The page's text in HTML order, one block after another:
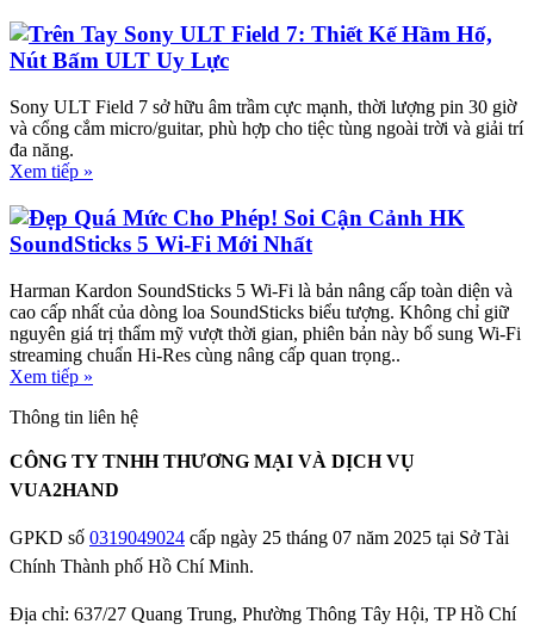
Trên Tay Sony ULT Field 7: Thiết Kế Hầm Hố,
Nút Bấm ULT Uy Lực
Sony ULT Field 7 sở hữu âm trầm cực mạnh, thời lượng pin 30 giờ
và cổng cắm micro/guitar, phù hợp cho tiệc tùng ngoài trời và giải trí
đa năng.
Xem tiếp »
Đẹp Quá Mức Cho Phép! Soi Cận Cảnh HK
SoundSticks 5 Wi-Fi Mới Nhất
Harman Kardon SoundSticks 5 Wi-Fi là bản nâng cấp toàn diện và
cao cấp nhất của dòng loa SoundSticks biểu tượng. Không chỉ giữ
nguyên giá trị thẩm mỹ vượt thời gian, phiên bản này bổ sung Wi-Fi
streaming chuẩn Hi-Res cùng nâng cấp quan trọng..
Xem tiếp »
Thông tin liên hệ
CÔNG TY TNHH THƯƠNG MẠI VÀ DỊCH VỤ
VUA2HAND
GPKD số 0319049024 cấp ngày 25 tháng 07 năm 2025 tại Sở Tài
Chính Thành phố Hồ Chí Minh.
Địa chỉ: 637/27 Quang Trung, Phường Thông Tây Hội, TP Hồ Chí